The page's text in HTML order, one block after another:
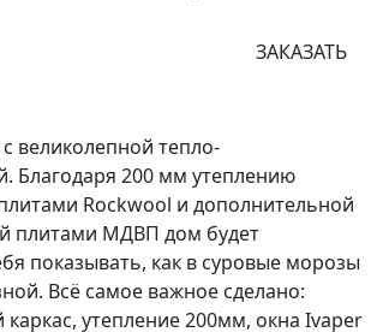
ЗАКАЗАТЬ
великолепной тепло-
Благодаря 200 мм утеплению
Rockwool и дополнительной
плитами МДВП дом будет
показывать, как в суровые морозы
Всё самое важное сделано:
утепление 200мм, окна Ivaper